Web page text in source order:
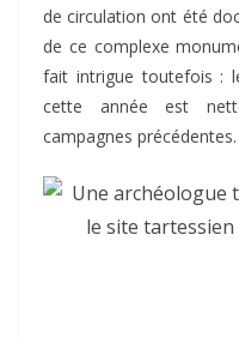
de circulation ont été
de ce complexe
fait intrigue toutefois :
cette année est
campagnes précédentes.